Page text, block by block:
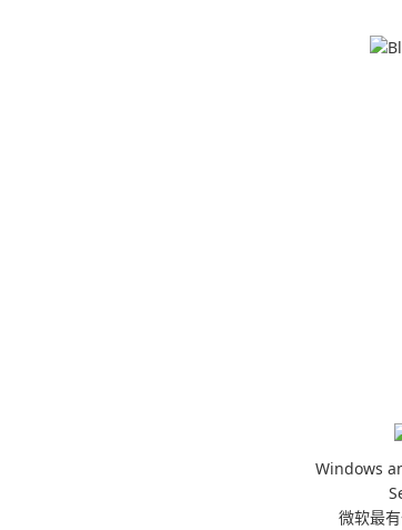
Windows
微软最